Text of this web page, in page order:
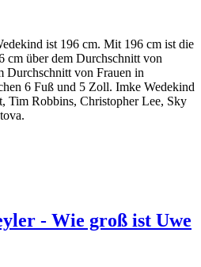
ist 196 cm. Mit 196 cm ist die
cm über dem Durchschnitt von
Durchschnitt von Frauen in
6 Fuß und 5 Zoll. Imke Wedekind
Tim Robbins, Christopher Lee, Sky
- Wie groß ist Uwe